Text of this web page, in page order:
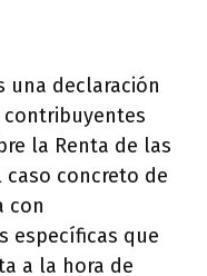
una declaración
la Renta de las
caso concreto de
con
específicas que
a la hora de